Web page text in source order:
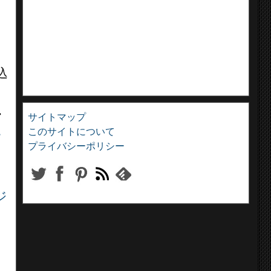
サイトマップ
このサイトについて
プライバシーポリシー